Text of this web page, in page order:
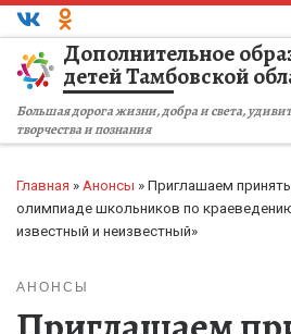
Перейти к содержимому
Дополнительное
детей Тамбовской
Большая дорога жизни, добра и света,
творчества и познания
Главная » Анонсы » Приглашаем принять
олимпиаде школьников по
известный и неизвестный»
АНОНСЫ